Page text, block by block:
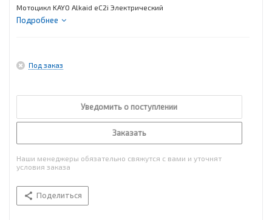
Мотоцикл KAYO Alkaid eC2i Электрический
Подробнее
Под заказ
Уведомить о поступлении
Заказать
Наши менеджеры обязательно свяжутся с вами и уточнят
условия заказа
Поделиться